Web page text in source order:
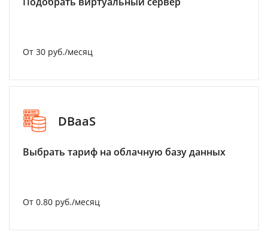
От 30 руб./месяц
DBaaS
Выбрать тариф на облачную базу данных
От 0.80 руб./месяц